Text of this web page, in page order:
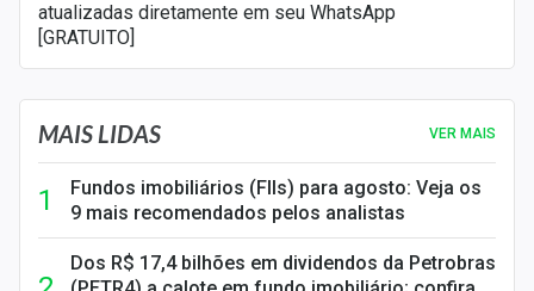
atualizadas diretamente em seu WhatsApp
[GRATUITO]
MAIS LIDAS VER MAIS
Fundos imobiliários (FIIs) para agosto: Veja os
9 mais recomendados pelos analistas
Dos R$ 17,4 bilhões em dividendos da Petrobras